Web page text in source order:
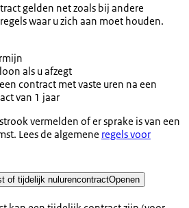
gelden net zoals bij andere
waar u zich aan moet houden.
als u afzegt
contract met vaste uren na een
van 1 jaar
vermelden of er sprake is van een
Lees de algemene regels voor
of tijdelijk nulurencontractOpenen